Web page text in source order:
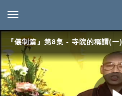
toggle navigation
『儀制篇』第8集 - 寺院的稱謂(一)